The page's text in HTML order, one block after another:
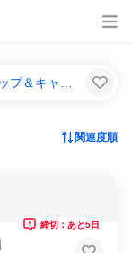
関連度順
締切：あと5日